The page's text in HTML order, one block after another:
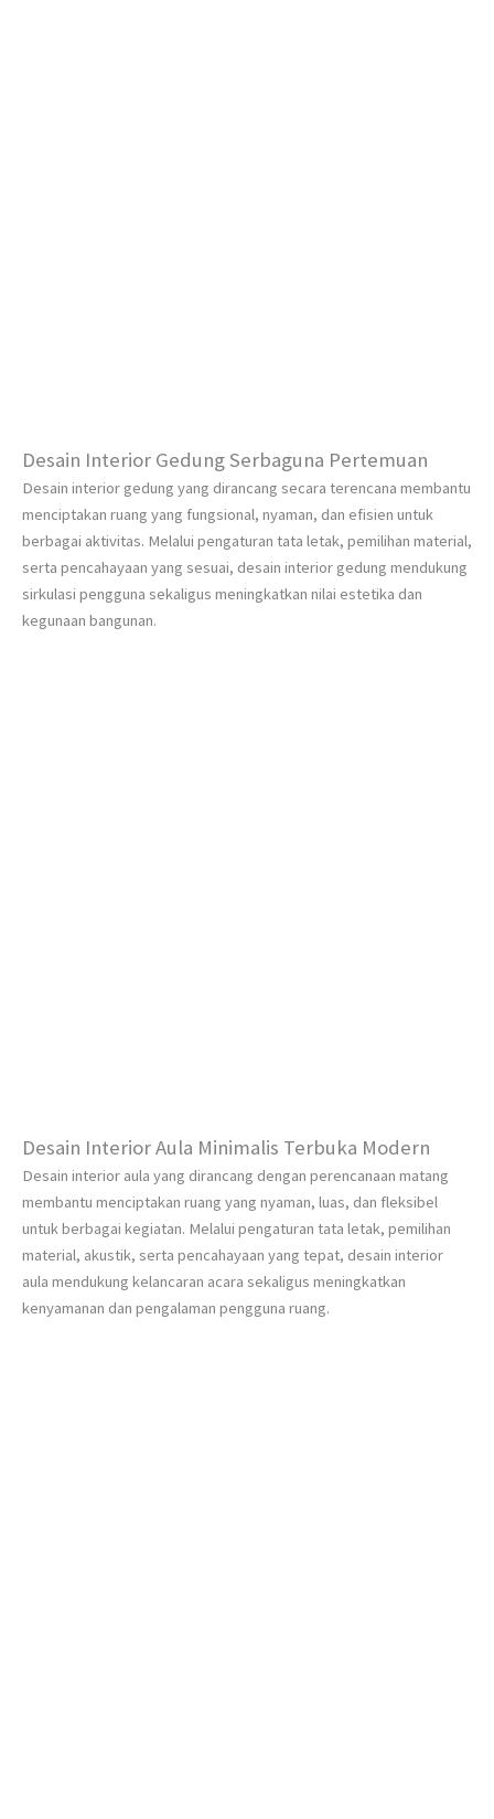
Desain Interior Gedung Serbaguna Pertemuan
Desain interior gedung yang dirancang secara terencana membantu
menciptakan ruang yang fungsional, nyaman, dan efisien untuk
berbagai aktivitas. Melalui pengaturan tata letak, pemilihan material,
serta pencahayaan yang sesuai, desain interior gedung mendukung
sirkulasi pengguna sekaligus meningkatkan nilai estetika dan
kegunaan bangunan.
Desain Interior Aula Minimalis Terbuka Modern
Desain interior aula yang dirancang dengan perencanaan matang
membantu menciptakan ruang yang nyaman, luas, dan fleksibel
untuk berbagai kegiatan. Melalui pengaturan tata letak, pemilihan
material, akustik, serta pencahayaan yang tepat, desain interior
aula mendukung kelancaran acara sekaligus meningkatkan
kenyamanan dan pengalaman pengguna ruang.